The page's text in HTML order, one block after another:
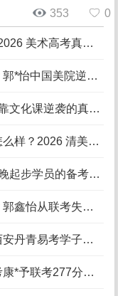
0
353
避开画室数据套路 丹青易考 2026 美术高考真实录取率统计口径全说明
联考没考好校考还有机会吗？郭*怡中国美院逆袭记
美术艺考文化课重要吗？3个靠文化课逆袭的真实案例
西安丹青易考美术艺考实力怎么样？2026 清美八大美院录取数据硬核佐证 18 年办学实力
美术艺考7月开始来得及吗？晚起步学员的备考策略
联考没考好校考还有机会吗？郭鑫怡从联考失利到国美录取的逆袭之路
美术艺考集训焦虑怎么办？西安丹青易考学子从崩溃到上岸的备考启示
高二学美术晚不晚？丹青易考康*予联考277分逆袭国美